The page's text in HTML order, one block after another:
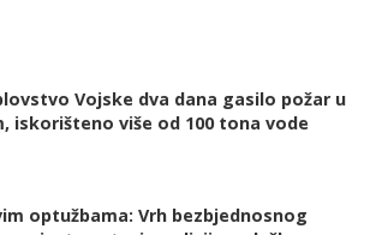
Vojske dva dana gasilo požar u
iskorišteno više od 100 tona vode
optužbama: Vrh bezbjednosnog